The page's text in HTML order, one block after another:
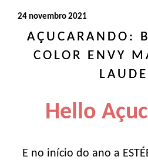
24 novembro 2021
AÇUCARANDO:
COLOR ENVY
Hello
E no início do ano a